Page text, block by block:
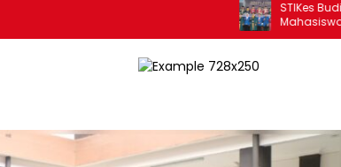
STIKes Budi
Mahasiswa
Internasional